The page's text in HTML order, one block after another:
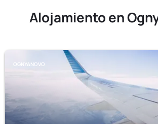
Alojamiento en
OGNYANOVO